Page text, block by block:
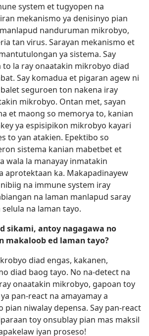
system et tugyopen na
mekanismo ya denisinyo pian
nanduruman mikrobyo,
tan virus. Sarayan mekanismo et
ya sistema. Say
to la ray onaatakin mikrobyo diad
Say komadua et pigaran agew ni
seguroen ton nakena iray
mikrobyo. Ontan met, sayan
et maong so memorya to, kanian
ya espisipikon mikrobyo kayari
to yan atakien. Epektibo so
sistema kanian mabetbet et
wala la manayay inmatakin
aprotektaan ka. Makapadinayew
na immune system iray
na laman manlapud saray
na laman tayo.
sikami, antoy nagagawa no
makaloob ed laman tayo?
diad engas, kakanen,
diad baog tayo. No na-detect na
onaatakin mikrobyo, gapoan toy
pan-react na amayamay a
pian niwalay depensa. Say pan-react
toy onsublay pian mas maksil
iyan proseso!